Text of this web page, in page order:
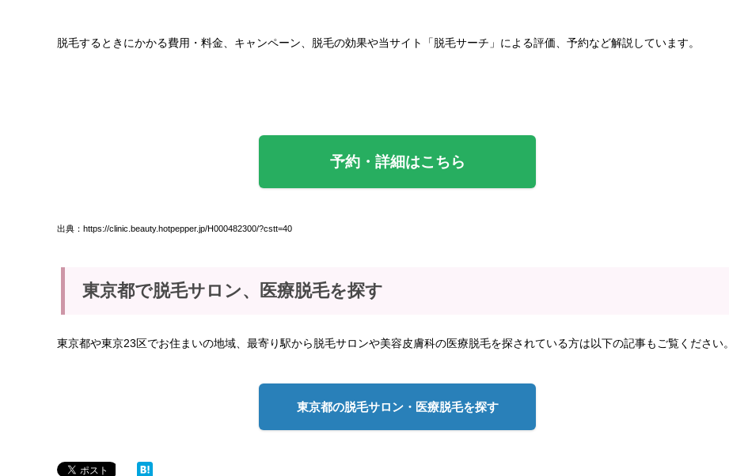
脱毛するときにかかる費用・料金、キャンペーン、脱毛の効果や当サイト「脱毛サーチ」による評価、予約など解説しています。
予約・詳細はこちら
出典：https://clinic.beauty.hotpepper.jp/H000482300/?cstt=40
東京都で脱毛サロン、医療脱毛を探す
東京都や東京23区でお住まいの地域、最寄り駅から脱毛サロンや美容皮膚科の医療脱毛を探されている方は以下の記事もご覧ください。
東京都の脱毛サロン・医療脱毛を探す